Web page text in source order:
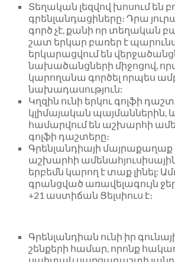
Տեղական լեզվով խոսում են
գրենլանդացիները։ Դրա
գործ չէ, քանի որ տեղական
շատ երկար բառեր է
երկարացվում են
նախածանցների միջոցով,
կարողանա գործել որպես
նախադասություն:
Կղզին ունի երկու գոլֆի
կլիմայական պայմաններին,
համարվում են աշխարհի
գոլֆի դաշտերը։
Գրենլանդիայի
աշխարհի
երբեմն կարող է տաք լինել:
գրանցված առավելագույն
+21 աստիճան Ցելսիուս է։
Գրենլանդիան ունի իր
շենքերի համար, որոնք